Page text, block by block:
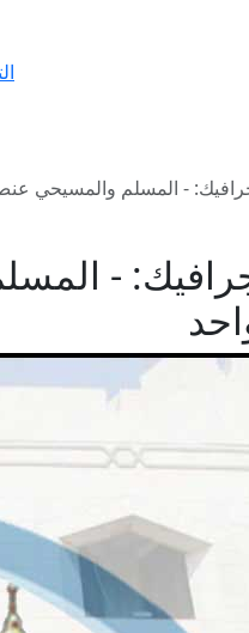
- المسلم والمسيحي
-